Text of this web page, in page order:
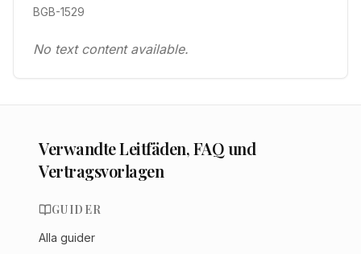
BGB-1529
No text content available.
Verwandte Leitfäden, FAQ und
Vertragsvorlagen
GUIDER
Alla guider